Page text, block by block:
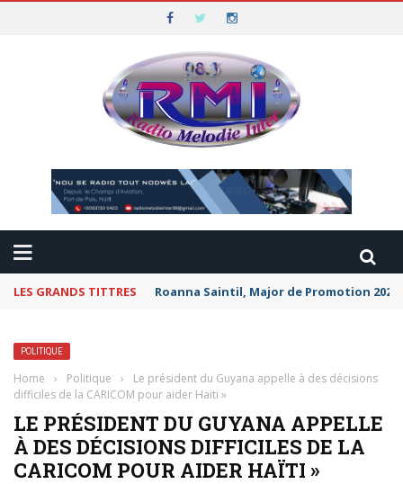
LES GRANDS TITTRES Roanna Saintil, Major de Promotion
POLITIQUE
Home › Politique ›
Le président du Guyana appelle à des décisions
difficiles de la CARICOM pour aider Haïti »
LE PRÉSIDENT DU GUYANA APPELLE
À DES DÉCISIONS DIFFICILES DE LA
CARICOM POUR AIDER HAÏTI »